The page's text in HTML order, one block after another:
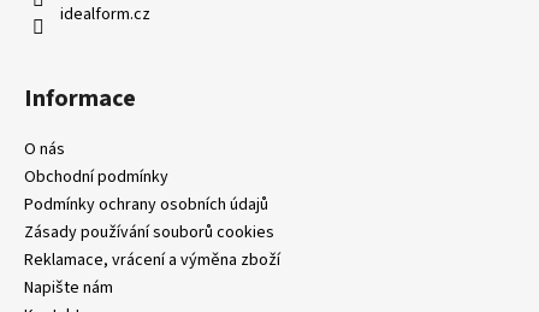
idealform.cz
Informace
O nás
Obchodní podmínky
Podmínky ochrany osobních údajů
Zásady používání souborů cookies
Reklamace, vrácení a výměna zboží
Napište nám